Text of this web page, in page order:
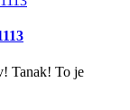
Tanak! To je